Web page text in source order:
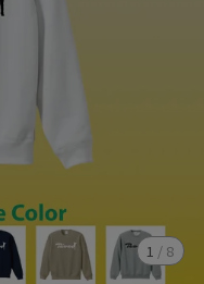
1 / 8